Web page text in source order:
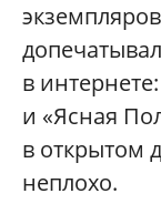
в
и «Ясная
в открытом
неплохо.